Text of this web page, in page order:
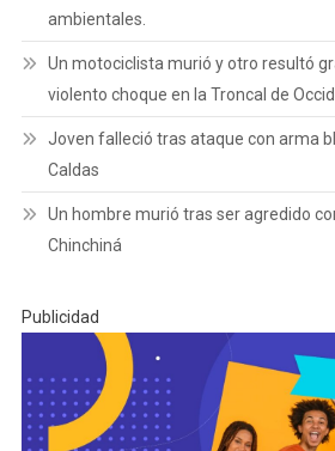
ambientales.
Un motociclista murió y otro resultó
violento choque en la Troncal de
Joven falleció tras ataque con arma
Caldas
Un hombre murió tras ser agredido
Chinchiná
Publicidad